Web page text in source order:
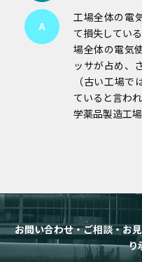
A
工場全体の電
て損失してい
場全体の電気
ッサが占め、
（古い工場
ていると言わ
学薬品製造工
お問い合わせ・ご相談・お
り